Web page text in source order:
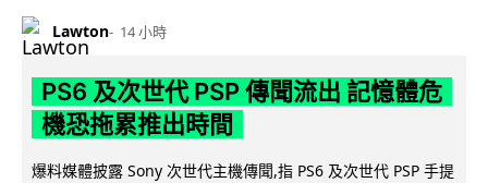
Lawton 14 小時
PS6 及次世代 PSP 傳聞流出 記憶體危
機恐拖累推出時間
爆料媒體披露 Sony 次世代主機傳聞,指 PS6 及次世代 PSP 手提